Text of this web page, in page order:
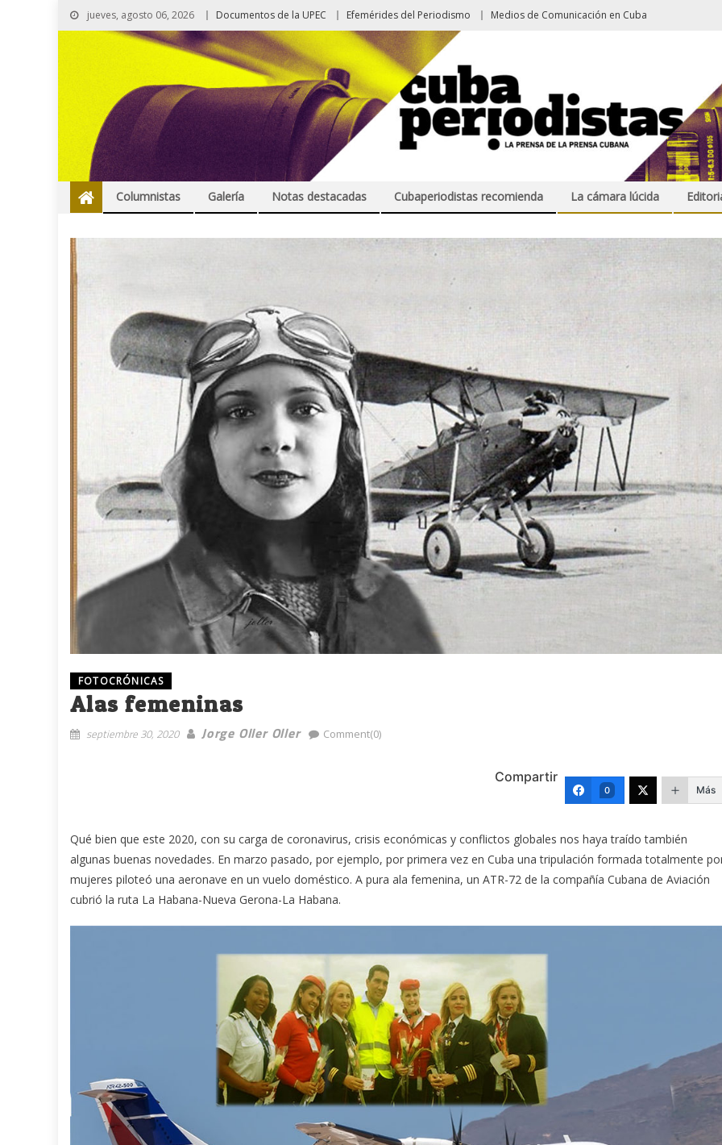
jueves, agosto 06, 2026 Documentos de la UPEC Efemérides del Periodismo Medios de Comunicación en Cuba
Columnistas Galería Notas destacadas Cubaperiodistas recomienda La cámara lúcida
FOTOCRÓNICAS
Alas femeninas
septiembre 30, 2020 Jorge Oller Oller Comment(0)
Compartir
0 Más
Qué bien que este 2020, con su carga de coronavirus, crisis económicas y conflictos globales nos haya traído también
algunas buenas novedades. En marzo pasado, por ejemplo, por primera vez en Cuba una tripulación formada totalmente
mujeres piloteó una aeronave en un vuelo doméstico. A pura ala femenina, un ATR-72 de la compañía Cubana de Aviación
cubrió la ruta La Habana-Nueva Gerona-La Habana.